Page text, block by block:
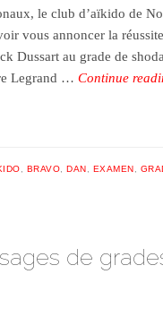
le club d’aïkido de
vous annoncer la
Dussart au grade de
Legrand …Continue
BRAVO ,DAN EXAMEN
de